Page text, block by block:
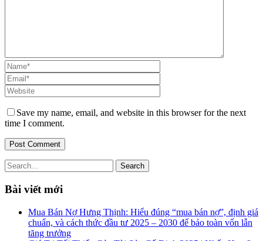
Save my name, email, and website in this browser for the next
time I comment.
Bài viết mới
Mua Bán Nợ Hưng Thịnh: Hiểu đúng “mua bán nợ”, định giá
chuẩn, và cách thức đầu tư 2025 – 2030 để bảo toàn vốn lẫn
tăng trưởng